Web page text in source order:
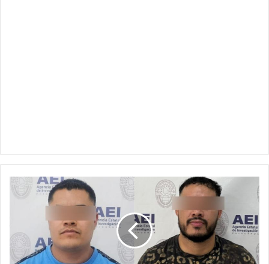
Enfrentarán
proceso
perr1ta
en